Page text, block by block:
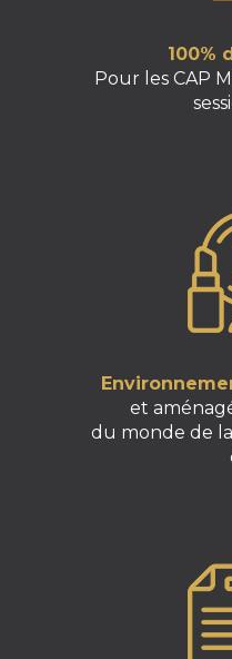
100%
Pour les CAP
et
du monde de